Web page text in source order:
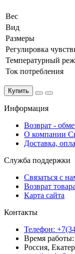
Вес
Вид
Размеры
Регулировка
Температурный
Ток потребления
Купить
Информация
Возврат -
О компании
Доставка,
Служба поддержки
Связаться с
Возврат товара
Карта сайта
Контакты
Телефон:
Время
Россия,